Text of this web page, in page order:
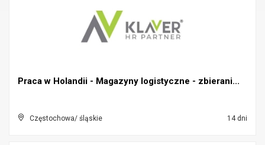
Praca w Holandii - Magazyny logistyczne - zbierani...
Częstochowa/ śląskie 14 dni